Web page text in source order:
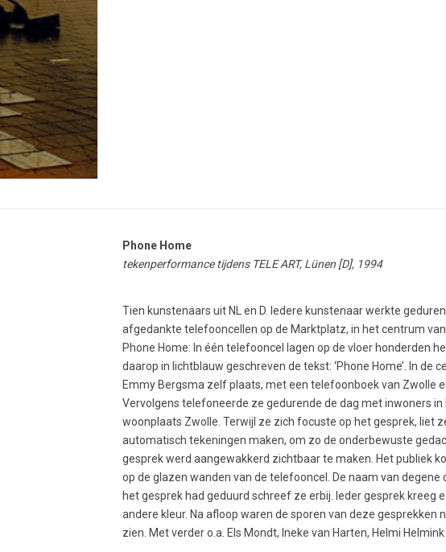
Phone Home
tekenperformance tijdens TELE ART, Lünen [D], 1994
Tien kunstenaars uit NL en D. Iedere kunstenaar werkte
afgedankte telefooncellen op de Marktplatz, in het centrum van
Phone Home: In één telefooncel lagen op de vloer honderden
daarop in lichtblauw geschreven de tekst: ‘Phone Home’. In de
Emmy Bergsma zelf plaats, met een telefoonboek van Zwolle
Vervolgens telefoneerde ze gedurende de dag met inwoners in
woonplaats Zwolle. Terwijl ze zich focuste op het gesprek, liet
automatisch tekeningen maken, om zo de onderbewuste
gesprek werd aangewakkerd zichtbaar te maken. Het publiek
op de glazen wanden van de telefooncel. De naam van degene
het gesprek had geduurd schreef ze erbij. Ieder gesprek kreeg
andere kleur. Na afloop waren de sporen van deze gesprekken
zien. Met verder o.a. Els Mondt, Ineke van Harten, Helmi